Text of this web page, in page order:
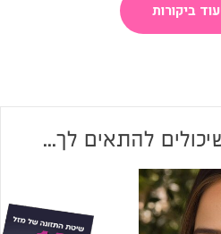
ביקורות
להתאים לך...